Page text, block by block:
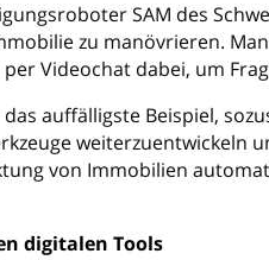
SAM des
zu manövrieren.
Videochat dabei, um
auffälligste Beispiel,
weiterzuentwickeln
von Immobilien
digitalen Tools